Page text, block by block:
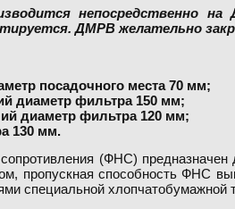
непосредственно
ДМРВ желательно
посадочного места 70 мм;
диаметр фильтра 150 мм;
диаметр фильтра 120 мм;
130 мм.
(ФНС)
пропускная способность ФНС
специальной хлопчатобумажной